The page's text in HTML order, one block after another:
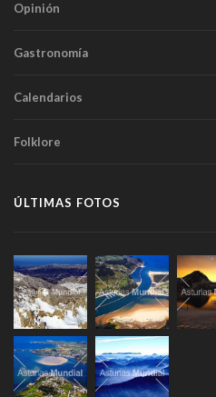
Opinión
Gastronomía
Calendarios
Folklore
ÚLTIMAS FOTOS